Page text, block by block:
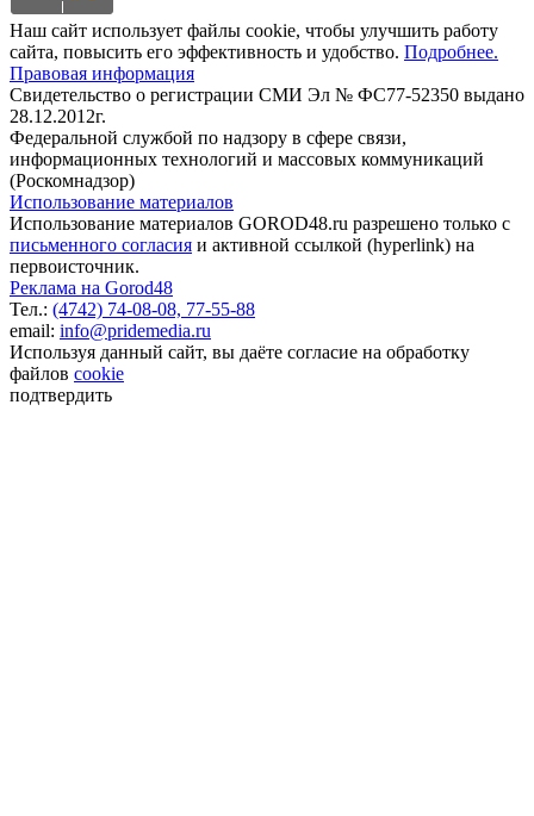
Наш сайт использует файлы cookie, чтобы улучшить работу
сайта, повысить его эффективность и удобство. Подробнее.
Правовая информация
Свидетельство о регистрации СМИ Эл № ФС77-52350 выдано
28.12.2012г.
Федеральной службой по надзору в сфере связи,
информационных технологий и массовых коммуникаций
(Роскомнадзор)
Использование материалов
Использование материалов GOROD48.ru разрешено только с
письменного согласия и активной ссылкой (hyperlink) на
первоисточник.
Реклама на Gorod48
Тел.: (4742) 74-08-08, 77-55-88
email: info@pridemedia.ru
Используя данный сайт, вы даёте согласие на обработку
файлов cookie
подтвердить